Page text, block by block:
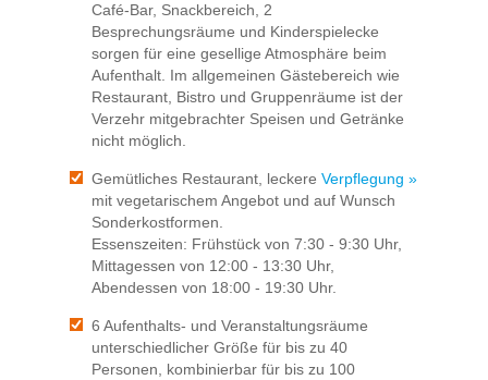
Café-Bar, Snackbereich, 2
Besprechungsräume und Kinderspielecke
sorgen für eine gesellige Atmosphäre beim
Aufenthalt. Im allgemeinen Gästebereich wie
Restaurant, Bistro und Gruppenräume ist der
Verzehr mitgebrachter Speisen und Getränke
nicht möglich.
Gemütliches Restaurant, leckere Verpflegung »
mit vegetarischem Angebot und auf Wunsch
Sonderkostformen.
Essenszeiten: Frühstück von 7:30 - 9:30 Uhr,
Mittagessen von 12:00 - 13:30 Uhr,
Abendessen von 18:00 - 19:30 Uhr.
6 Aufenthalts- und Veranstaltungsräume
unterschiedlicher Größe für bis zu 40
Personen, kombinierbar für bis zu 100